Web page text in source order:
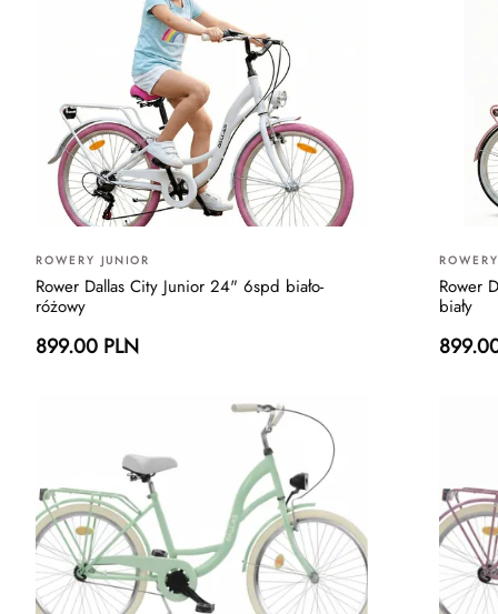
ROWERY JUNIOR
Rower Dallas City Junior 24" 6spd biało-
różowy
899.00 PLN
Rower
biały